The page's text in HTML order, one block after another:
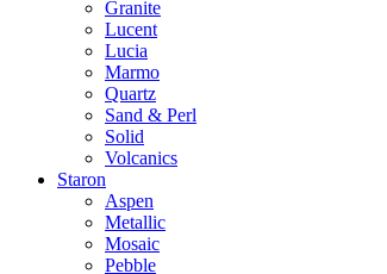
Granite
Lucent
Lucia
Marmo
Quartz
Sand & Perl
Solid
Volcanics
Staron
Aspen
Metallic
Mosaic
Pebble